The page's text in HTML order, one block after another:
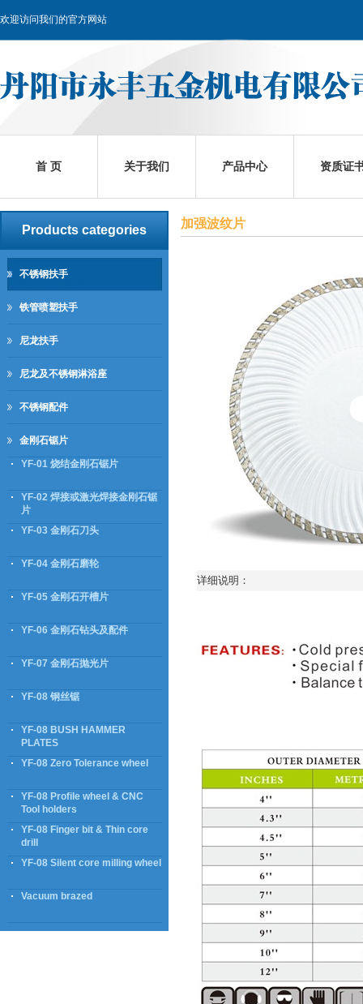
欢迎访问我们的官方网站
首 页 关于我们 产品中心 资质证
Products categories
不锈钢扶手
铁管喷塑扶手
尼龙扶手
尼龙及不锈钢淋浴座
不锈钢配件
金刚石锯片
YF-01 烧结金刚石锯片
YF-02 焊接或激光焊接金刚石锯
片
YF-03 金刚石刀头
YF-04 金刚石磨轮
YF-05 金刚石开槽片
YF-06 金刚石钻头及配件
YF-07 金刚石抛光片
YF-08 钢丝锯
YF-08 BUSH HAMMER
PLATES
YF-08 Zero Tolerance wheel
YF-08 Profile wheel & CNC
Tool holders
YF-08 Finger bit & Thin core
drill
YF-08 Silent core milling wheel
Vacuum brazed
加强波纹片
详细说明：